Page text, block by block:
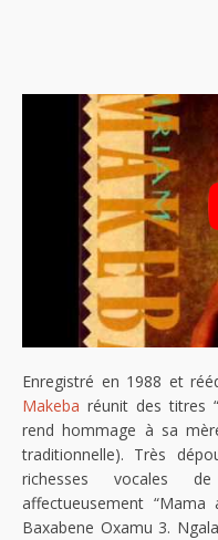
Enregistré en 1988 et
Makeba réunit des titres
rend hommage à sa
traditionnelle). Très
richesses vocales
affectueusement “Mama
Baxabene Oxamu 3.